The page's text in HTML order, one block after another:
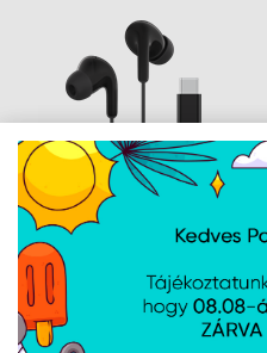
Xiaomi Type-C
fülhallgató - Fekete -
BHR8930GL